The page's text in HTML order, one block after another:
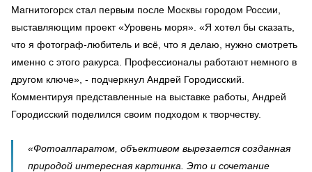
Магнитогорск стал первым после Москвы городом России,
выставляющим проект «Уровень моря». «Я хотел бы сказать,
что я фотограф-любитель и всё, что я делаю, нужно смотреть
именно с этого ракурса. Профессионалы работают немного в
другом ключе», - подчеркнул Андрей Городисский.
Комментируя представленные на выставке работы, Андрей
Городисский поделился своим подходом к творчеству.
«Фотоаппаратом, объективом вырезается созданная
природой интересная картинка. Это и сочетание